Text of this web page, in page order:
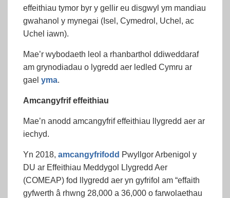
effeithiau tymor byr y gellir eu disgwyl ym mandiau
gwahanol y mynegai (Isel, Cymedrol, Uchel, ac
Uchel iawn).
Mae’r wybodaeth leol a rhanbarthol ddiweddaraf
am grynodiadau o lygredd aer ledled Cymru ar
gael yma.
Amcangyfrif effeithiau
Mae’n anodd amcangyfrif effeithiau llygredd aer ar
iechyd.
Yn 2018, amcangyfrifodd Pwyllgor Arbenigol y
DU ar Effeithiau Meddygol Llygredd Aer
(COMEAP) fod llygredd aer yn gyfrifol am “effaith
gyfwerth â rhwng 28,000 a 36,000 o farwolaethau